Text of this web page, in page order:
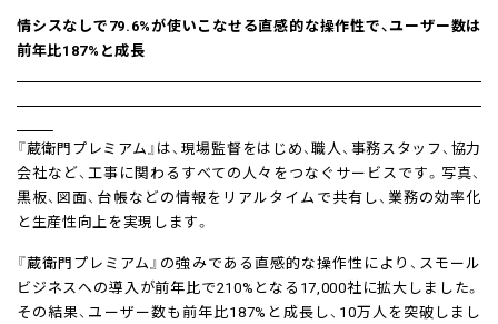
情シスなしで79.6%が使いこなせる直感的な操作性で、ユーザー数は
前年比187%と成長
『蔵衛門プレミアム』は、現場監督をはじめ、職人、事務スタッフ、協力
会社など、工事に関わるすべての人々をつなぐサービスです。写真、
黒板、図面、台帳などの情報をリアルタイムで共有し、業務の効率化
と生産性向上を実現します。
『蔵衛門プレミアム』の強みである直感的な操作性により、スモール
ビジネスへの導入が前年比で210%となる17,000社に拡大しました。
その結果、ユーザー数も前年比187%と成長し、10万人を突破しまし